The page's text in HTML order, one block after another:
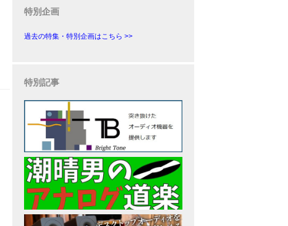
特別企画
過去の特集・特別企画はこちら >>
特別記事